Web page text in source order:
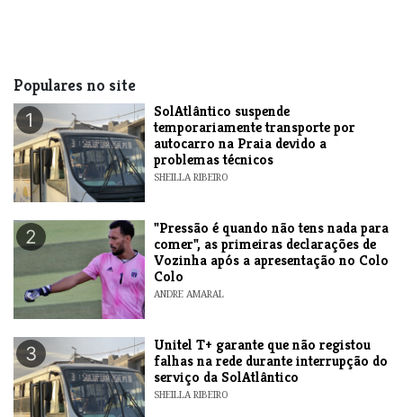
Populares no site
1
SolAtlântico suspende
temporariamente transporte por
autocarro na Praia devido a
problemas técnicos
SHEILLA RIBEIRO
2
"Pressão é quando não tens nada para
comer", as primeiras declarações de
Vozinha após a apresentação no Colo
Colo
ANDRE AMARAL
3
Unitel T+ garante que não registou
falhas na rede durante interrupção do
serviço da SolAtlântico
SHEILLA RIBEIRO